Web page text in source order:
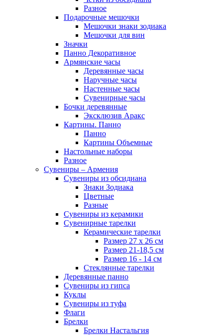
Разное
Подарочные мешочки
Мешочки знаки зодиака
Мешочки для вин
Значки
Панно Декоративное
Армянские часы
Деревянные часы
Наручные часы
Настенные часы
Сувенирные часы
Бочки деревянные
Эксклюзив Аракс
Картины. Панно
Панно
Картины Объемные
Настольные наборы
Разное
Сувениры – Армения
Сувениры из обсидиана
Знаки Зодиака
Цветные
Разные
Сувениры из керамики
Сувенирные тарелки
Керамические тарелки
Размер 27 х 26 см
Размер 21-18,5 см
Размер 16 - 14 см
Стеклянные тарелки
Деревянные панно
Сувениры из гипса
Куклы
Сувениры из туфа
Флаги
Брелки
Брелки Настальгия